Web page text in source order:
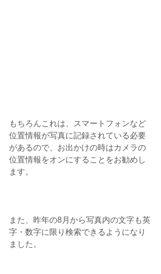
もちろんこれは、スマートフォンなど
位置情報が写真に記録されている必要
があるので、お出かけの時はカメラの
位置情報をオンにすることをお勧めし
ます。
また、昨年の8月から写真内の文字も英
字・数字に限り検索できるようになり
ました。